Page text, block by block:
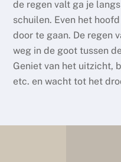
de regen valt ga je
schuilen. Even het
door te gaan. De regen
weg in de goot tussen
Geniet van het uitzicht,
etc. en wacht tot het